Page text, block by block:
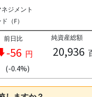
ジメント
（F）
前日比
-56 円
(-0.4%)
純資産総額
20,936